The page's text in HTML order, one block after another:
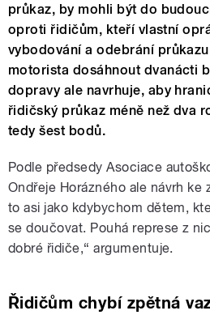
průkaz, by mohli být do
oproti řidičům, kteří vlastní
vybodování a odebrání
motorista dosáhnout dvanácti
dopravy ale navrhuje, aby
řidičský průkaz méně než dva
tedy šest bodů.
Podle předsedy Asociace
Ondřeje Horázného ale návrh ke
to asi jako kdybychom dětem,
se doučovat. Pouhá represe z
dobré řidiče,“ argumentuje.
Řidičům chybí zpětná